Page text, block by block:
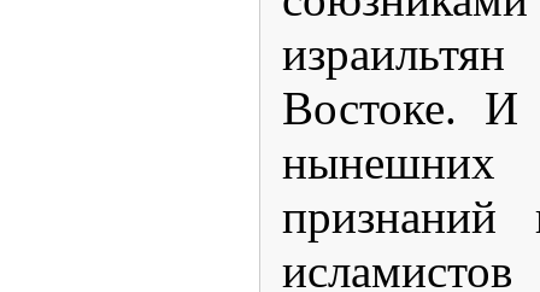
Востоке. И
нынешних
признаний